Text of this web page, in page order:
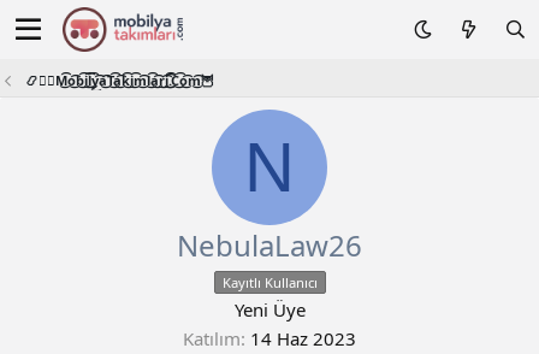
📿🧙‍♂️M͜͡o͜͡b͜͡i͜͡l͜͡y͜͡a͜͡T͜͡a͜͡k͜͡i͜͡m͜͡l͜͡a͜͡r͜͡i͜͡.͜͡C͜͡o͜͡m͜͡🦉
N
NebulaLaw26
Kayıtlı Kullanıcı
Yeni Üye
Katılım 14 Haz 2023